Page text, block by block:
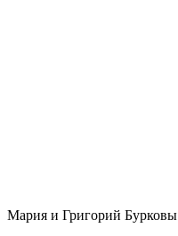
Мария и Григорий Бурковы